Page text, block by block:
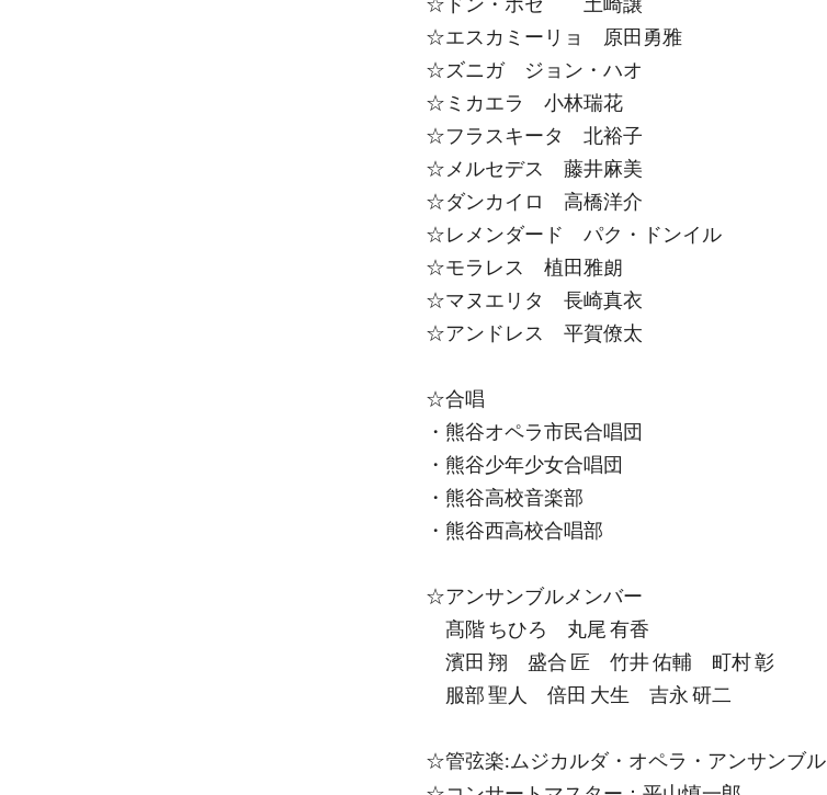
☆エスカミーリョ 原田勇雅
☆ズニガ ジョン・ハオ
☆ミカエラ 小林瑞花
☆フラスキータ 北裕子
☆メルセデス 藤井麻美
☆ダンカイロ 高橋洋介
☆レメンダード パク・ドンイル
☆モラレス 植田雅朗
☆マヌエリタ 長崎真衣
☆アンドレス 平賀僚太
☆合唱
・熊谷オペラ市民合唱団
・熊谷少年少女合唱団
・熊谷高校音楽部
・熊谷西高校合唱部
☆アンサンブルメンバー
髙階 ちひろ 丸尾 有香
濱田 翔 盛合 匠 竹井 佑輔 町村 彰
服部 聖人 倍田 大生 吉永 研二
☆管弦楽:ムジカルダ・オペラ・アンサンブル